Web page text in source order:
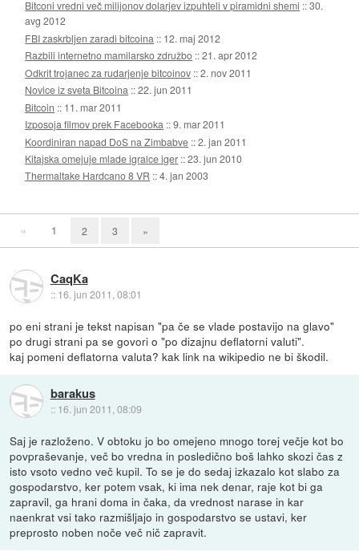
Bitconi vredni več milijonov dolarjev izpuhteli v piramidni shemi ::30.
avg 2012
FBI zaskrbljen zaradi bitcoina :: 12. maj 2012
Razbili internetno mamilarsko združbo ::21. apr 2012
Odkrit trojanec za rudarjenje bitcoinov ::2. nov 2011
Novice iz sveta Bitcoina ::22. jun 2011
Bitcoin :: 11. mar 2011
Izposoja filmov prek Facebooka ::9. mar 2011
Koordiniran napad DoS na Zimbabve ::2. jan 2011
Kitajska omejuje mlade igralce iger ::23. jun 2010
Thermaltake Hardcano 8 VR ::4. jan 2003
« 1 2 3 »
CaqKa
:: 16. jun 2011, 08:01
po eni strani je tekst napisan "pa če se vlade postavijo na glavo"
po drugi strani pa se govori o "po dizajnu deflatorni valuti".
kaj pomeni deflatorna valuta? kak link na wikipedio ne bi škodil.
barakus
:: 16. jun 2011, 08:09
Saj je razloženo. V obtoku jo bo omejeno mnogo torej večje kot bo
povpraševanje, več bo vredna in posledično boš lahko skozi čas z
isto vsoto vedno več kupil. To se je do sedaj izkazalo kot slabo za
gospodarstvo, ker potem vsak, ki ima nek denar, raje kot bi ga
zapravil, ga hrani doma in čaka, da vrednost narase in kar
naenkrat vsi tako razmišljajo in gospodarstvo se ustavi, ker
preprosto noben noče več nič zapravit.